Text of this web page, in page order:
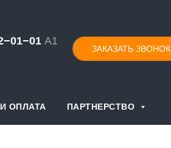
01 А1
ЗАКАЗАТЬ ЗВОНОК
ОПЛАТА ПАРТНЕРСТВО